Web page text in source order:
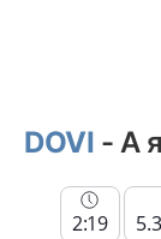
DOVI - А
2:19